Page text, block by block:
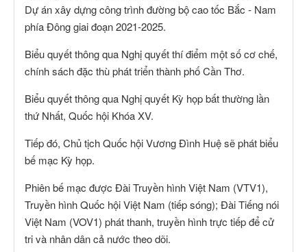
Dự án xây dựng công trình đường bộ cao tốc Bắc - Nam
phía Đông giai đoạn 2021-2025.
Biểu quyết thông qua Nghị quyết thí điểm một số cơ chế,
chính sách đặc thù phát triển thành phố Cần Thơ.
Biểu quyết thông qua Nghị quyết Kỳ họp bất thường lần
thứ Nhất, Quốc hội Khóa XV.
Tiếp đó, Chủ tịch Quốc hội Vương Đình Huệ sẽ phát biểu
bế mạc Kỳ họp.
Phiên bế mạc được Đài Truyền hình Việt Nam (VTV1),
Truyền hình Quốc hội Việt Nam (tiếp sóng); Đài Tiếng nói
Việt Nam (VOV1) phát thanh, truyền hình trực tiếp để cử
tri và nhân dân cả nước theo dõi.